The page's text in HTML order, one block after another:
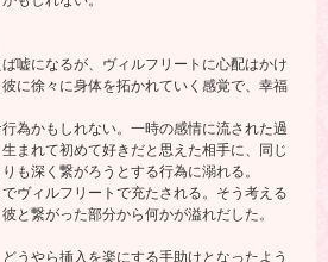
嘘になるが、ヴィルフリートに心配はかけ
に徐々に身体を拓かれていく感覚で、幸福
為かもしれない。一時の感情に流された過
まれて初めて好きだと思えた相手に、同じ
も深く繋がろうとする行為に溺れる。
ヴィルフリートで充たされる。そう考える
と繋がった部分から何かが溢れだした。
うやら挿入を楽にする手助けとなったよう